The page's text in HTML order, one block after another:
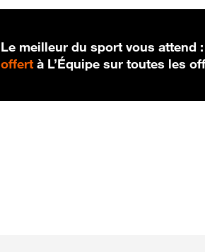
Le meilleur du sport vous attend :
offert à L’Équipe sur toutes les